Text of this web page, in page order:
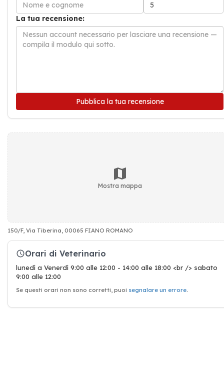
La tua recensione:
Pubblica la tua recensione
Mostra mappa
150/F, Via Tiberina, 00065 FIANO ROMANO
Orari di Veterinario
lunedì a Venerdì 9:00 alle 12:00 - 14:00 alle 18:00 <br /> sabato
9:00 alle 12:00
Se questi orari non sono corretti, puoi segnalare un errore.